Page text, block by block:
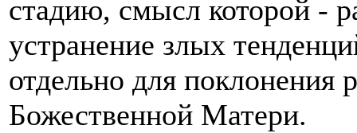
стадию, смысл которой -
устранение злых
отдельно для поклонения
Божественной Матери.